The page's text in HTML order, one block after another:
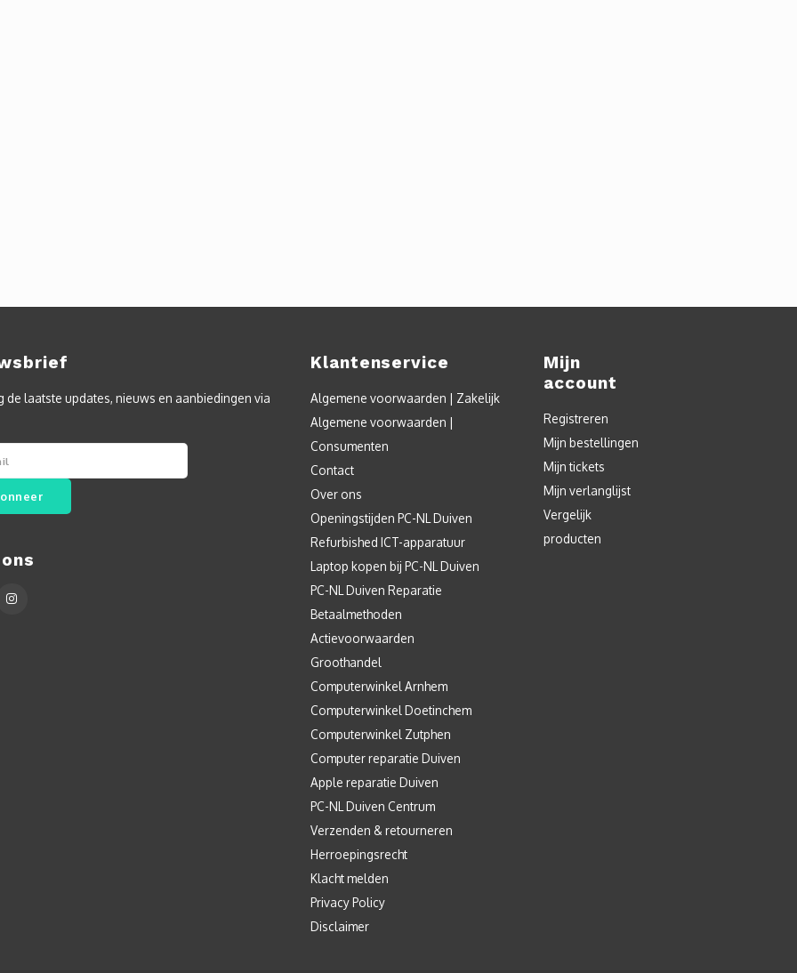
de laatste updates, nieuws en aanbiedingen via
Klantenservice
Algemene voorwaarden | Zakelijk
Algemene voorwaarden |
Consumenten
Contact
Over ons
Openingstijden PC-NL Duiven
Refurbished ICT-apparatuur
Laptop kopen bij PC-NL Duiven
PC-NL Duiven Reparatie
Betaalmethoden
Actievoorwaarden
Groothandel
Computerwinkel Arnhem
Computerwinkel Doetinchem
Computerwinkel Zutphen
Computer reparatie Duiven
Apple reparatie Duiven
PC-NL Duiven Centrum
Verzenden & retourneren
Herroepingsrecht
Klacht melden
Privacy Policy
Disclaimer
Mijn
account
Registreren
Mijn bestellingen
Mijn tickets
Mijn verlanglijst
Vergelijk
producten